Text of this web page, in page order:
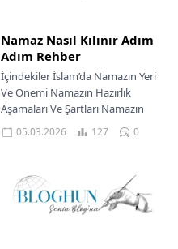
Namaz Nasıl Kılınır Adım
Adım Rehber
İçindekiler İslam’da Namazın Yeri
Ve Önemi Namazın Hazırlık
Aşamaları Ve Şartları Namazın
Başlangıcı Ve İlk Rekatın İfası Rükû
Ve Secde...
05.03.2026 127 0